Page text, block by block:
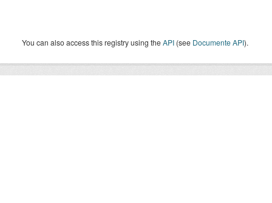
You can also access this registry using theAPI (see Documente API).